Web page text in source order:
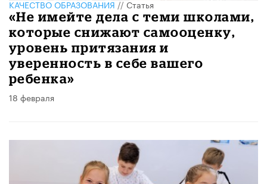
КАЧЕСТВО ОБРАЗОВАНИЯ//Статья
«Не имейте дела с теми школами,
которые снижают самооценку,
уровень притязания и
уверенность в себе вашего
ребенка»
18 февраля